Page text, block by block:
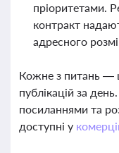
пріоритетами.
контракт
адресного
Кожне з питань —
публікацій за
посиланнями та
доступні у